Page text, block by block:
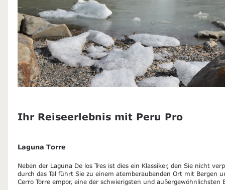
Ihr Reiseerlebnis mit Peru Pro
Laguna Torre
Neben der Laguna De los Tres ist dies ein Klassiker, den Sie nicht
durch das Tal führt Sie zu einem atemberaubenden Ort mit Bergen
Cerro Torre empor, eine der schwierigsten und außergewöhnlichsten